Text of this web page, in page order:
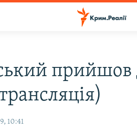
прийшов
10:41